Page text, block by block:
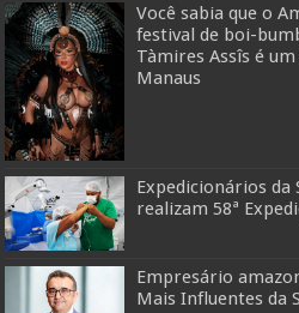
Você sabia que o
festival de boi-
Tàmires Assîs é
Manaus
Expedicionários da
realizam 58ª
Empresário
Mais Influentes da